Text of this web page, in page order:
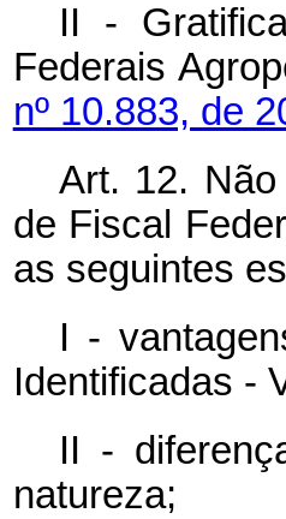
II -
Federais
nº 10.883, de
Art. 12.
de Fiscal
as seguintes
I -
Identificadas -
II -
natureza;